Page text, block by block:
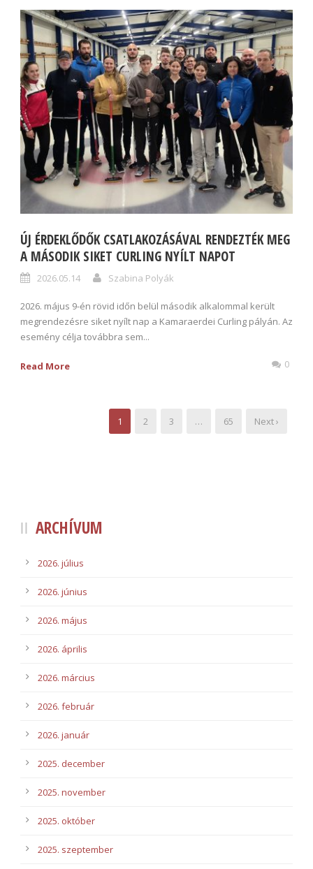
ÚJ ÉRDEKLŐDŐK CSATLAKOZÁSÁVAL RENDEZTÉK MEG
A MÁSODIK SIKET CURLING NYÍLT NAPOT
2026.05.14 Szabina Polyák
2026. május 9-én rövid időn belül második alkalommal került
megrendezésre siket nyílt nap a Kamaraerdei Curling pályán. Az
esemény célja továbbra sem...
Read More 0
1 2 3 … 65 Next ›
ARCHÍVUM
2026. július
2026. június
2026. május
2026. április
2026. március
2026. február
2026. január
2025. december
2025. november
2025. október
2025. szeptember